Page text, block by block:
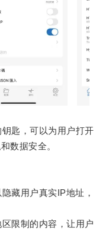
匙，可以为用户打开
数据安全。
藏用户真实IP地址，
限制的内容，让用户